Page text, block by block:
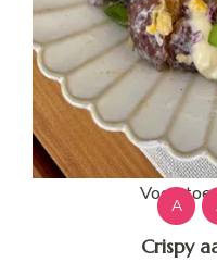
Voeg toe
A
Crispy